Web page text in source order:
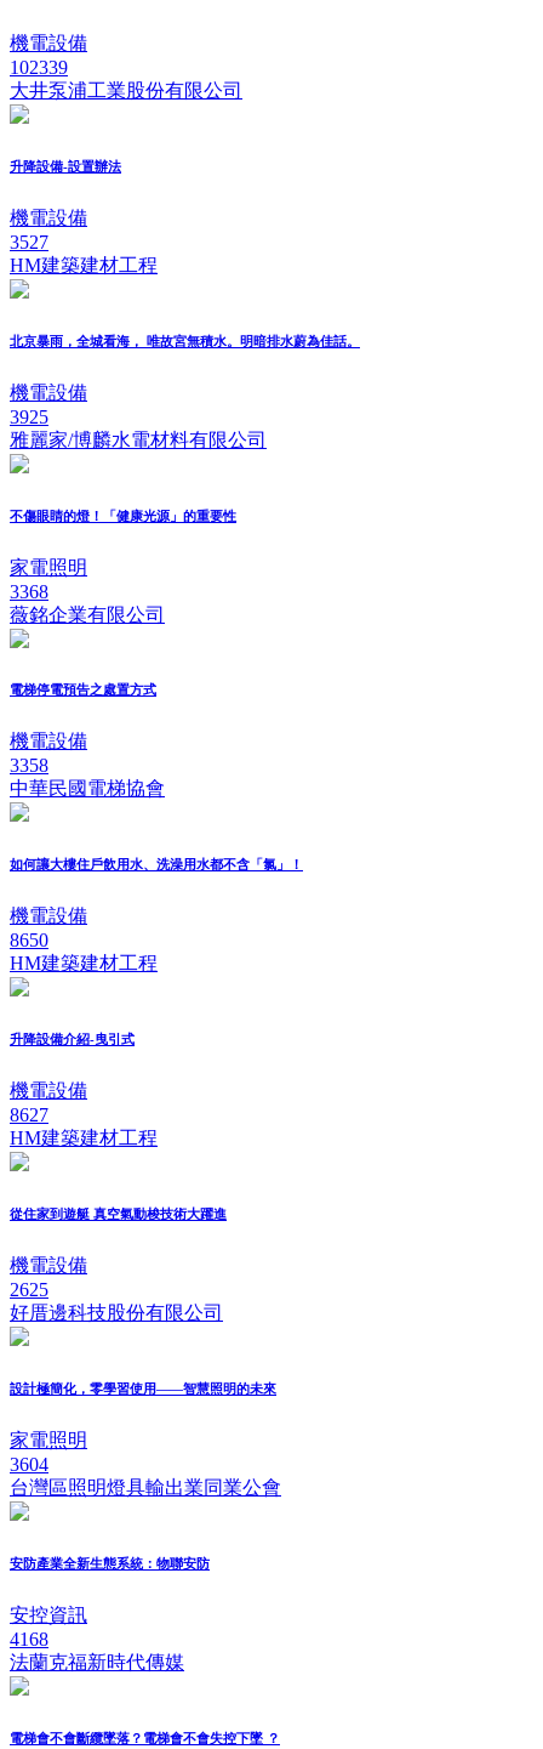
機電設備
102339
大井泵浦工業股份有限公司
升降設備-設置辦法
機電設備
3527
HM建築建材工程
北京暴雨，全城看海， 唯故宮無積水。明暗排水蔚為佳話。
機電設備
3925
雅麗家/博麟水電材料有限公司
不傷眼睛的燈！「健康光源」的重要性
家電照明
3368
薇銘企業有限公司
電梯停電預告之處置方式
機電設備
3358
中華民國電梯協會
如何讓大樓住戶飲用水、洗澡用水都不含「氯」！
機電設備
8650
HM建築建材工程
升降設備介紹-曳引式
機電設備
8627
HM建築建材工程
從住家到遊艇 真空氣動梭技術大躍進
機電設備
2625
好厝邊科技股份有限公司
設計極簡化，零學習使用——智慧照明的未來
家電照明
3604
台灣區照明燈具輸出業同業公會
安防產業全新生態系統：物聯安防
安控資訊
4168
法蘭克福新時代傳媒
電梯會不會斷纜墜落？電梯會不會失控下墜 ？